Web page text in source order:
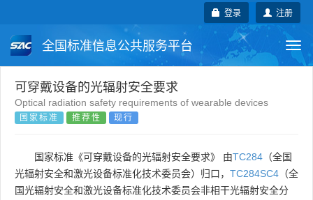
注册
登录
全国标准信息公共服务平台
国家标准 行业标准
团体标准
国外标准 技术委员会
可穿戴设备的光辐射安全要求
Optical radiation safety requirements of wearable devices
国家标准 推荐性 现行
国家标准《可穿戴设备的光辐射安全要求》 由TC284 （全国
光辐射安全和激光设备标准化技术委员会）归口， TC284SC4 （全
国光辐射安全和激光设备标准化技术委员会非相干光辐射安全分